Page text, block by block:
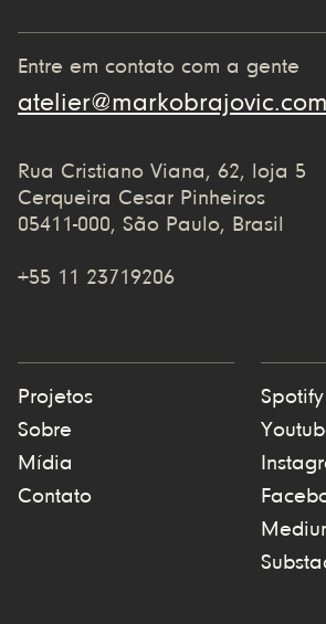
Entre em contato com a gente
atelier@markobrajovic.com
Rua Cristiano Viana, 62, loja 5
Cerqueira Cesar Pinheiros
05411-000, São Paulo, Brasil
+55 11 23719206
Projetos
Sobre
Mídia
Contato
Spotify